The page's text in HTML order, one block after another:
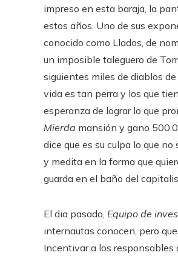
impreso en esta baraja, la
estos años. Uno de sus
conocido como Llados, de
un imposible taleguero de
siguientes miles de diablos
vida es tan perra y los que
esperanza de lograr lo que
Mierda mansión y gano
dice que es su culpa lo que
y medita en la forma que
guarda en el baño del
El dia pasado, Equipo de
internautas conocen, pero
Incentivar a los responsables